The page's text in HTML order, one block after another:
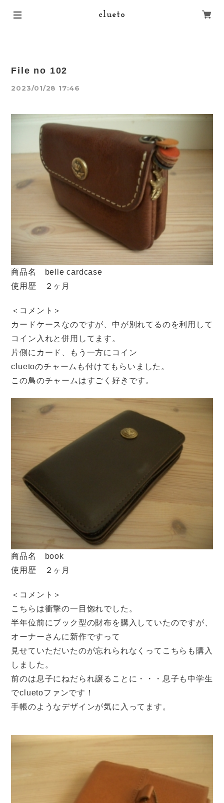
clueto
File no 102
2023/01/28 17:46
商品名 belle cardcase
使用歴 ２ヶ月
＜コメント＞
カードケースなのですが、中が別れてるのを利用して
コイン入れと併用してます。
片側にカード、もう一方にコイン
cluetoのチャームも付けてもらいました。
この鳥のチャームはすごく好きです。
商品名 book
使用歴 ２ヶ月
＜コメント＞
こちらは衝撃の一目惚れでした。
半年位前にブック型の財布を購入していたのですが、
オーナーさんに新作ですって
見せていただいたのが忘れられなくってこちらも購入
しました。
前のは息子にねだられ譲ることに・・・息子も中学生
でcluetoファンです！
手帳のようなデザインが気に入ってます。